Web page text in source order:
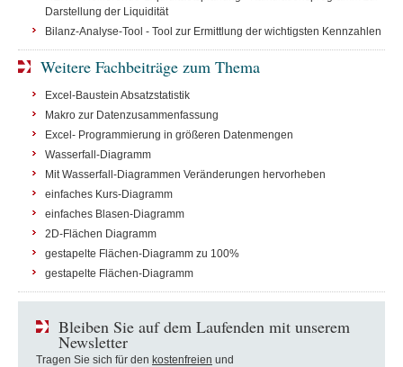
Darstellung der Liquidität
Bilanz-Analyse-Tool - Tool zur Ermittlung der wichtigsten Kennzahlen
Weitere Fachbeiträge zum Thema
Excel-Baustein Absatzstatistik
Makro zur Datenzusammenfassung
Excel- Programmierung in größeren Datenmengen
Wasserfall-Diagramm
Mit Wasserfall-Diagrammen Veränderungen hervorheben
einfaches Kurs-Diagramm
einfaches Blasen-Diagramm
2D-Flächen Diagramm
gestapelte Flächen-Diagramm zu 100%
gestapelte Flächen-Diagramm
Bleiben Sie auf dem Laufenden mit unserem
Newsletter
Tragen Sie sich für den kostenfreien und